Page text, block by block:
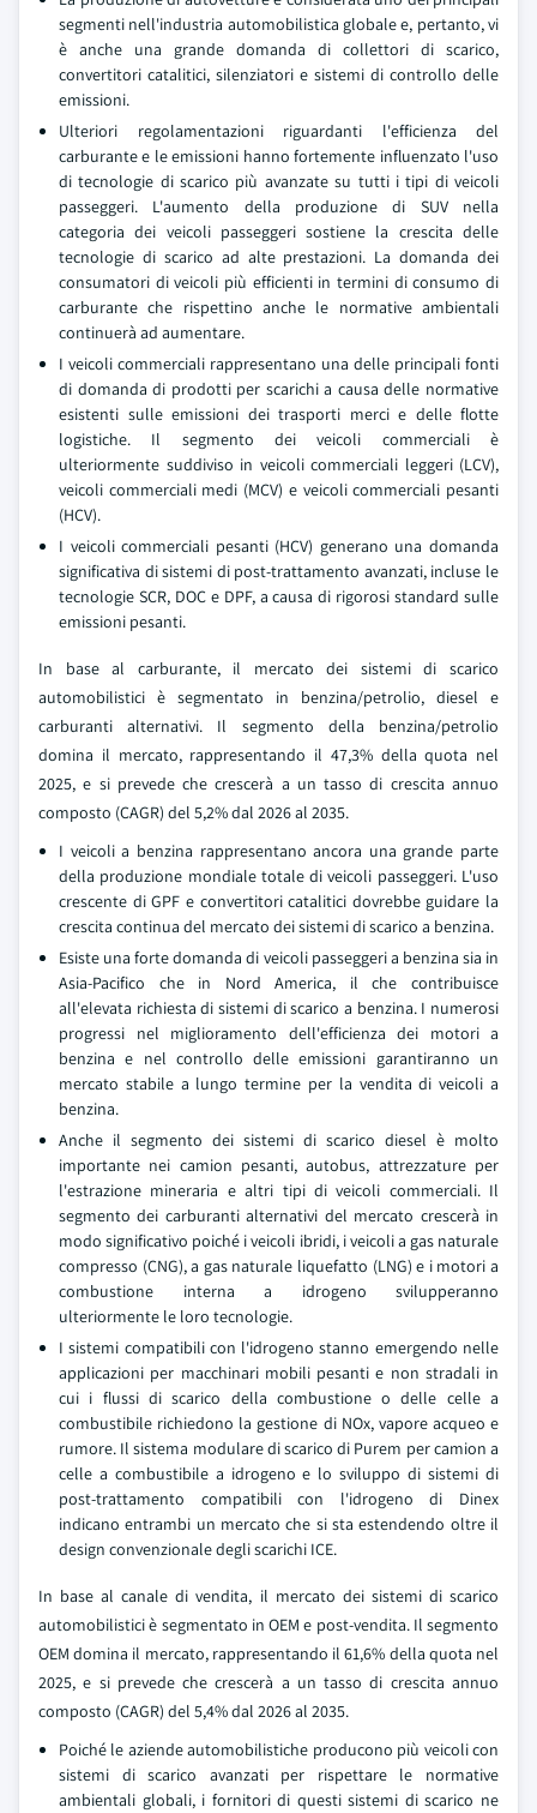
segmenti nell'industria automobilistica globale e, pertanto, vi
è anche una grande domanda di collettori di scarico,
convertitori catalitici, silenziatori e sistemi di controllo delle
emissioni.
Ulteriori regolamentazioni riguardanti l'efficienza del
carburante e le emissioni hanno fortemente influenzato l'uso
di tecnologie di scarico più avanzate su tutti i tipi di veicoli
passeggeri. L'aumento della produzione di SUV nella
categoria dei veicoli passeggeri sostiene la crescita delle
tecnologie di scarico ad alte prestazioni. La domanda dei
consumatori di veicoli più efficienti in termini di consumo di
carburante che rispettino anche le normative ambientali
continuerà ad aumentare.
I veicoli commerciali rappresentano una delle principali fonti
di domanda di prodotti per scarichi a causa delle normative
esistenti sulle emissioni dei trasporti merci e delle flotte
logistiche. Il segmento dei veicoli commerciali è
ulteriormente suddiviso in veicoli commerciali leggeri (LCV),
veicoli commerciali medi (MCV) e veicoli commerciali pesanti
(HCV).
I veicoli commerciali pesanti (HCV) generano una domanda
significativa di sistemi di post-trattamento avanzati, incluse le
tecnologie SCR, DOC e DPF, a causa di rigorosi standard sulle
emissioni pesanti.
In base al carburante, il mercato dei sistemi di scarico
automobilistici è segmentato in benzina/petrolio, diesel e
carburanti alternativi. Il segmento della benzina/petrolio
domina il mercato, rappresentando il 47,3% della quota nel
2025, e si prevede che crescerà a un tasso di crescita annuo
composto (CAGR) del 5,2% dal 2026 al 2035.
I veicoli a benzina rappresentano ancora una grande parte
della produzione mondiale totale di veicoli passeggeri. L'uso
crescente di GPF e convertitori catalitici dovrebbe guidare la
crescita continua del mercato dei sistemi di scarico a benzina.
Esiste una forte domanda di veicoli passeggeri a benzina sia in
Asia-Pacifico che in Nord America, il che contribuisce
all'elevata richiesta di sistemi di scarico a benzina. I numerosi
progressi nel miglioramento dell'efficienza dei motori a
benzina e nel controllo delle emissioni garantiranno un
mercato stabile a lungo termine per la vendita di veicoli a
benzina.
Anche il segmento dei sistemi di scarico diesel è molto
importante nei camion pesanti, autobus, attrezzature per
l'estrazione mineraria e altri tipi di veicoli commerciali. Il
segmento dei carburanti alternativi del mercato crescerà in
modo significativo poiché i veicoli ibridi, i veicoli a gas naturale
compresso (CNG), a gas naturale liquefatto (LNG) e i motori a
combustione interna a idrogeno svilupperanno
ulteriormente le loro tecnologie.
I sistemi compatibili con l'idrogeno stanno emergendo nelle
applicazioni per macchinari mobili pesanti e non stradali in
cui i flussi di scarico della combustione o delle celle a
combustibile richiedono la gestione di NOx, vapore acqueo e
rumore. Il sistema modulare di scarico di Purem per camion a
celle a combustibile a idrogeno e lo sviluppo di sistemi di
post-trattamento compatibili con l'idrogeno di Dinex
indicano entrambi un mercato che si sta estendendo oltre il
design convenzionale degli scarichi ICE.
In base al canale di vendita, il mercato dei sistemi di scarico
automobilistici è segmentato in OEM e post-vendita. Il segmento
OEM domina il mercato, rappresentando il 61,6% della quota nel
2025, e si prevede che crescerà a un tasso di crescita annuo
composto (CAGR) del 5,4% dal 2026 al 2035.
Poiché le aziende automobilistiche producono più veicoli con
sistemi di scarico avanzati per rispettare le normative
ambientali globali, i fornitori di questi sistemi di scarico ne